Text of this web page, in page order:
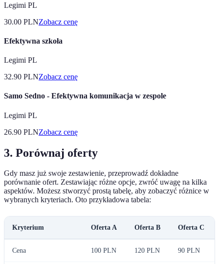
Legimi PL
30.00 PLNZobacz cenę
Efektywna szkoła
Legimi PL
32.90 PLNZobacz cenę
Samo Sedno - Efektywna komunikacja w zespole
Legimi PL
26.90 PLNZobacz cenę
3. Porównaj oferty
Gdy masz już swoje zestawienie, przeprowadź dokładne
porównanie ofert. Zestawiając różne opcje, zwróć uwagę na kilka
aspektów. Możesz stworzyć prostą tabelę, aby zobaczyć różnice w
wybranych kryteriach. Oto przykładowa tabela:
Kryterium Oferta A Oferta B Oferta C
Cena 100 PLN 120 PLN 90 PLN